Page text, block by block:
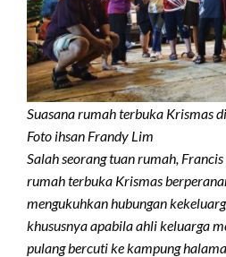
Suasana rumah terbuka Krismas
Foto ihsan Frandy Lim
Salah seorang tuan rumah,
rumah terbuka Krismas
mengukuhkan hubungan
khususnya apabila ahli keluarga
pulang bercuti ke kampung